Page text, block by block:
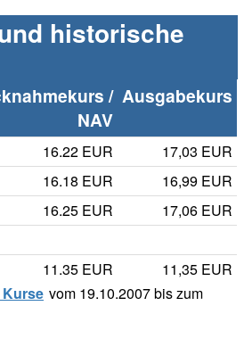
historische
/
NAV
Ausgabekurs
16.22 EUR
17,03 EUR
16.18 EUR
16,99 EUR
16.25 EUR
17,06 EUR
11.35 EUR
11,35 EUR
vom 19.10.2007 bis zum